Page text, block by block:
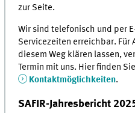
zur Seite.
Wir sind telefonisch und per
Servicezeiten erreichbar. Für
diesem Weg klären lassen,
Termin mit uns. Hier finden
Kontaktmöglichkeiten.
SAFIR-Jahresbericht